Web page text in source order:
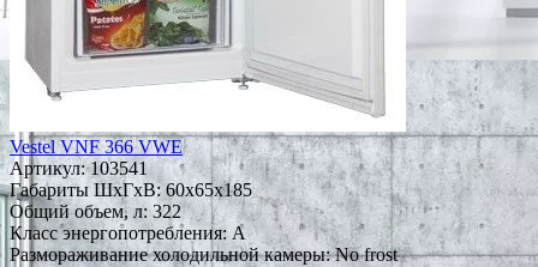
Vestel VNF 366 VWE
Артикул:103541
Габариты ШxГxВ: 60x65x185
Общий объем, л: 322
Класс энергопотребления: A
Размораживание холодильной камеры: No frost